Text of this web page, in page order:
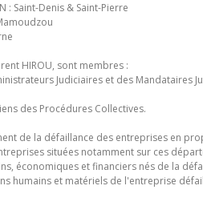
: Saint-Denis & Saint-Pierre
HIROU, sont membres :
Judiciaires et des Mandataires
des Procédures Collectives.
de la défaillance des entreprises en
situées notamment sur ces
économiques et financiers nés de la
humains et matériels de l'entreprise